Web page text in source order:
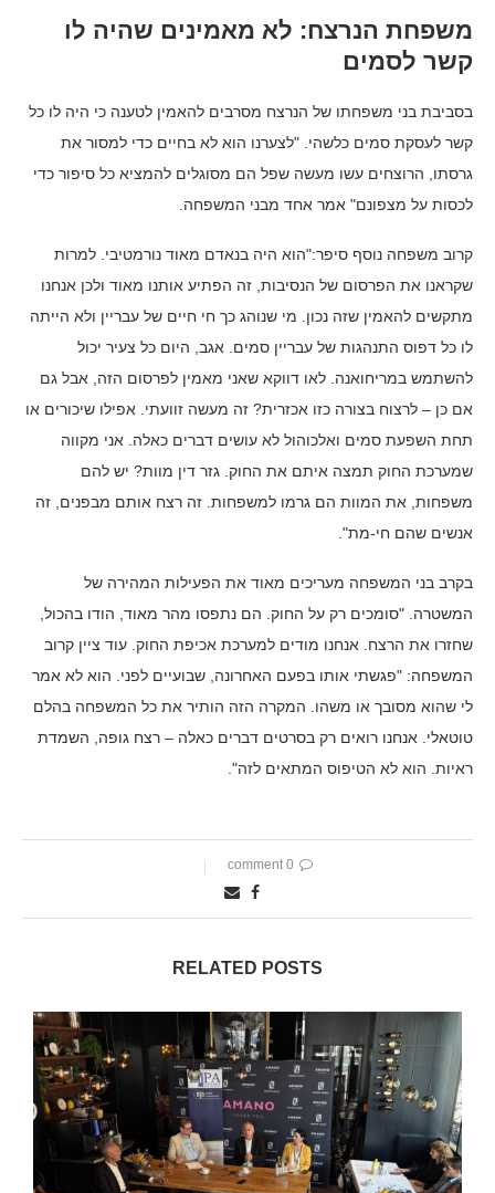
משפחת הנרצח: לא מאמינים שהיה לו
קשר לסמים
בסביבת בני משפחתו של הנרצח מסרבים להאמין לטענה כי היה לו כל
קשר לעסקת סמים כלשהי. "לצערנו הוא לא בחיים כדי למסור את
גרסתו, הרוצחים עשו מעשה שפל הם מסוגלים להמציא כל סיפור כדי
לכסות על מצפונם" אמר אחד מבני המשפחה.
קרוב משפחה נוסף סיפר:"הוא היה בנאדם מאוד נורמטיבי. למרות
שקראנו את הפרסום של הנסיבות, זה הפתיע אותנו מאוד ולכן אנחנו
מתקשים להאמין שזה נכון. מי שנוהג כך חי חיים של עבריין ולא הייתה
לו כל דפוס התנהגות של עבריין סמים. אגב, היום כל צעיר יכול
להשתמש במריחואנה. לאו דווקא שאני מאמין לפרסום הזה, אבל גם
אם כן – לרצוח בצורה כזו אכזרית? זה מעשה זוועתי. אפילו שיכורים או
תחת השפעת סמים ואלכוהול לא עושים דברים כאלה. אני מקווה
שמערכת החוק תמצה איתם את החוק. גזר דין מוות? יש להם
משפחות, את המוות הם גרמו למשפחות. זה רצח אותם מבפנים, זה
אנשים שהם חי-מת".
בקרב בני המשפחה מעריכים מאוד את הפעילות המהירה של
המשטרה. "סומכים רק על החוק. הם נתפסו מהר מאוד, הודו בהכול,
שחזרו את הרצח. אנחנו מודים למערכת אכיפת החוק. עוד ציין קרוב
המשפחה: "פגשתי אותו בפעם האחרונה, שבועיים לפני. הוא לא אמר
לי שהוא מסובך או משהו. המקרה הזה הותיר את כל המשפחה בהלם
טוטאלי. אנחנו רואים רק בסרטים דברים כאלה – רצח גופה, השמדת
ראיות. הוא לא הטיפוס המתאים לזה".
0 comment
RELATED POSTS